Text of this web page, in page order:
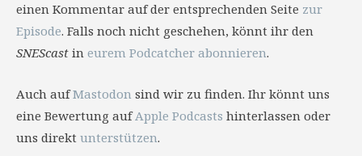
einen Kommentar auf der entsprechenden Seite zur
Episode. Falls noch nicht geschehen, könnt ihr den
SNEScast in eurem Podcatcher abonnieren.
Auch aufMastodon sind wir zu finden. Ihr könnt uns
eine Bewertung aufApple Podcasts hinterlassen oder
uns direkt unterstützen.